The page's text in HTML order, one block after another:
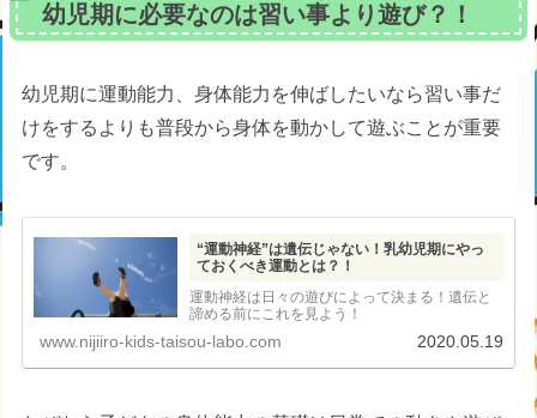
幼児期に必要なのは習い事より遊び？！
幼児期に運動能力、身体能力を伸ばしたいなら習い事だ
けをするよりも普段から身体を動かして遊ぶことが重要
です。
“運動神経”は遺伝じゃない！乳幼児期にやっ
ておくべき運動とは？！
運動神経は日々の遊びによって決まる！遺伝と
諦める前にこれを見よう！
www.nijiiro-kids-taisou-labo.com 2020.05.19